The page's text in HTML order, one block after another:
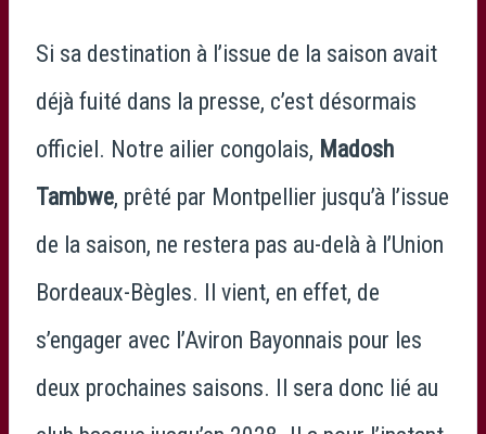
Si sa destination à l’issue de la saison avait
déjà fuité dans la presse, c’est désormais
officiel. Notre ailier congolais, Madosh
Tambwe, prêté par Montpellier jusqu’à l’issue
de la saison, ne restera pas au-delà à l’Union
Bordeaux-Bègles. Il vient, en effet, de
s’engager avec l’Aviron Bayonnais pour les
deux prochaines saisons. Il sera donc lié au